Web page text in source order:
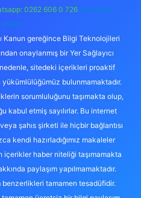
0262 606 0 726 Telegram:
Kanun gereğince Bilgi Teknolojileri
onaylanmış bir Yer Sağlayıcı
sitedeki içerikleri proaktif
bulunmamaktadır.
sorumluluğunu taşımakta olup,
kabul etmiş sayılırlar. Bu internet
şahıs şirketi ile hiçbir bağlantısı
kendi hazırladığımız makaleler
içerikler haber niteliği taşımamakta
paylaşım yapılmamaktadır.
tamamen tesadüfidir.